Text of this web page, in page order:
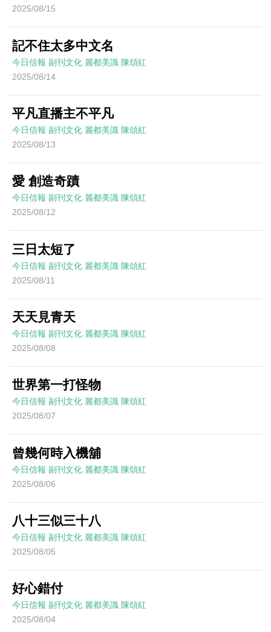
2025/08/15
記不住太多中文名
今日信報 副刊文化 麗都美識 陳頌紅
2025/08/14
平凡直播主不平凡
今日信報 副刊文化 麗都美識 陳頌紅
2025/08/13
愛 創造奇蹟
今日信報 副刊文化 麗都美識 陳頌紅
2025/08/12
三日太短了
今日信報 副刊文化 麗都美識 陳頌紅
2025/08/11
天天見青天
今日信報 副刊文化 麗都美識 陳頌紅
2025/08/08
世界第一打怪物
今日信報 副刊文化 麗都美識 陳頌紅
2025/08/07
曾幾何時入機舖
今日信報 副刊文化 麗都美識 陳頌紅
2025/08/06
八十三似三十八
今日信報 副刊文化 麗都美識 陳頌紅
2025/08/05
好心錯付
今日信報 副刊文化 麗都美識 陳頌紅
2025/08/04